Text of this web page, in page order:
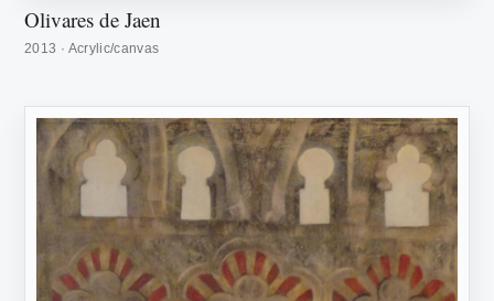
Olivares de Jaen
2013 · Acrylic/canvas